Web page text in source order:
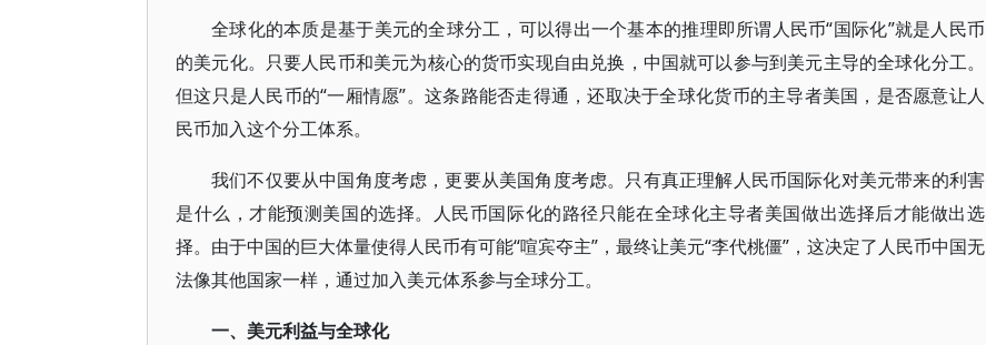
全球化的本质是基于美元的全球分工，可以得出一个基本的推理即所谓人民币“国际化”就是人民币
的美元化。只要人民币和美元为核心的货币实现自由兑换，中国就可以参与到美元主导的全球化分工。
但这只是人民币的“一厢情愿”。这条路能否走得通，还取决于全球化货币的主导者美国，是否愿意让人
民币加入这个分工体系。
我们不仅要从中国角度考虑，更要从美国角度考虑。只有真正理解人民币国际化对美元带来的利害
是什么，才能预测美国的选择。人民币国际化的路径只能在全球化主导者美国做出选择后才能做出选
择。由于中国的巨大体量使得人民币有可能“喧宾夺主”，最终让美元“李代桃僵”，这决定了人民币中国无
法像其他国家一样，通过加入美元体系参与全球分工。
一、美元利益与全球化